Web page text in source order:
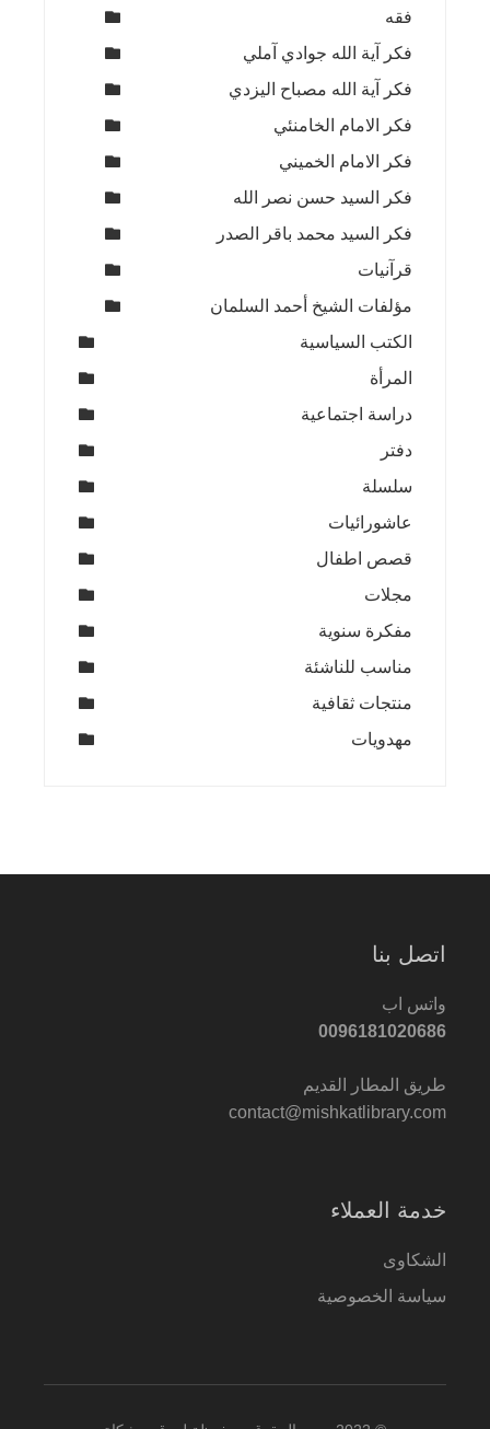
فقه
فكر آية الله جوادي آملي
فكر آية الله مصباح اليزدي
فكر الامام الخامنئي
فكر الامام الخميني
فكر السيد حسن نصر الله
فكر السيد محمد باقر الصدر
قرآنيات
مؤلفات الشيخ أحمد السلمان
الكتب السياسية
المرأة
دراسة اجتماعية
دفتر
سلسلة
عاشورائيات
قصص اطفال
مجلات
مفكرة سنوية
مناسب للناشئة
منتجات ثقافية
مهدويات
اتصل بنا
واتس اب
0096181020686
طريق المطار القديم
contact@mishkatlibrary.com
خدمة العملاء
الشكاوى
سياسة الخصوصية